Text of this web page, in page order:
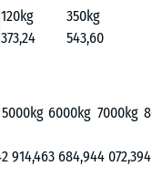
120kg
350kg
373,24 543,60
5000kg 6000kg 7000kg
2 914,463 684,944 072,39